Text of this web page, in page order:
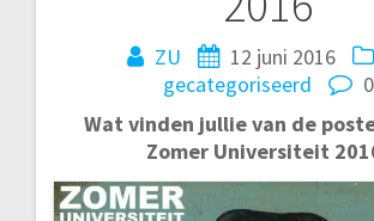
ZU 12 juni 2016
gecategoriseerd
0
Wat vinden jullie van de
Zomer Universiteit